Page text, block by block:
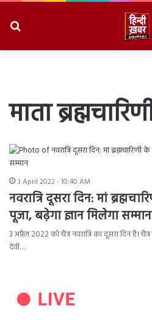
माता
3 April 2022 - 10:40 AM
नवरात्रि दूसरा दिन: मां
पूजा, बढ़ेगा ज्ञान मिलेगा सम्मान
3 अप्रैल 2022 को चैत्र नवरात्रि का दूसरा दिन है।
देवी…